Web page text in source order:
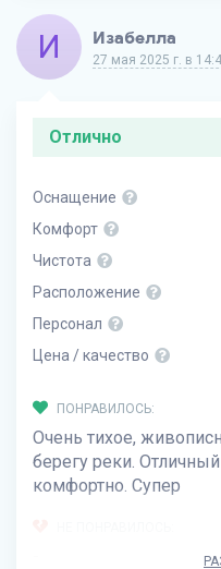
И Изабелла
27 мая 2025 г. в
Отлично
Оснащение
Комфорт
Чистота
Расположение
Персонал
Цена / качество
ПОНРАВИЛОСЬ:
Очень тихое,
берегу реки.
комфортно. Супер